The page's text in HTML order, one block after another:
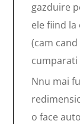
gazduire
ele fiind
(cam
cumparati
Nnu mai
o face